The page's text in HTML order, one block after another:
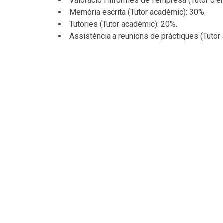
Memòria escrita (Tutor acadèmic): 30%.
Tutories (Tutor acadèmic): 20%.
Assistència a reunions de pràctiques (Tutor